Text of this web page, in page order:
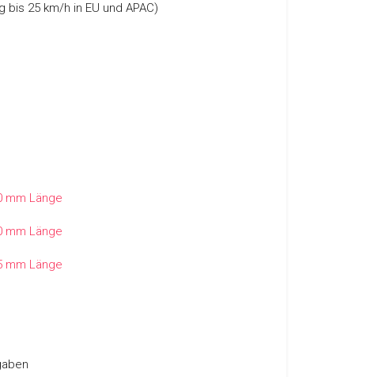
25 km/h in EU und APAC)
mm Länge
mm Länge
mm Länge